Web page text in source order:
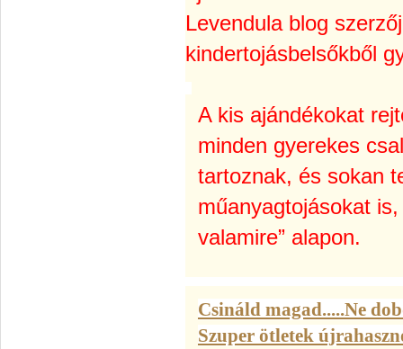
Levendula blog
kindertojásbelsőkből
A kis ajándékokat
minden gyerekes
tartoznak, és sokan
műanyagtojásokat
valamire” alapon.
Csináld magad.....Ne
Szuper ötletek